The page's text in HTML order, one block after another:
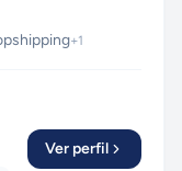
+1
Ver perfil